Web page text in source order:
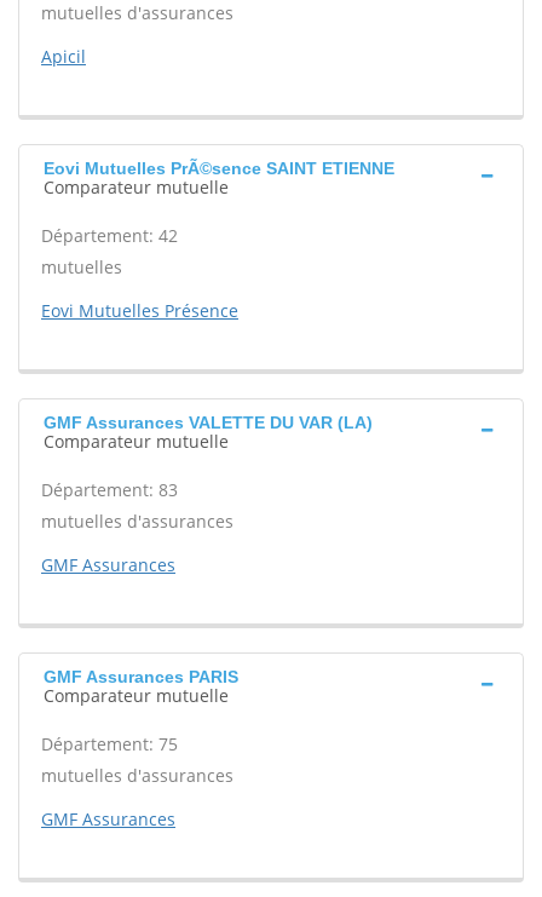
mutuelles d'assurances
Apicil
Eovi Mutuelles PrÃ©sence SAINT ETIENNE
Comparateur mutuelle
Département: 42
mutuelles
Eovi Mutuelles Présence
GMF Assurances VALETTE DU VAR (LA)
Comparateur mutuelle
Département: 83
mutuelles d'assurances
GMF Assurances
GMF Assurances PARIS
Comparateur mutuelle
Département: 75
mutuelles d'assurances
GMF Assurances